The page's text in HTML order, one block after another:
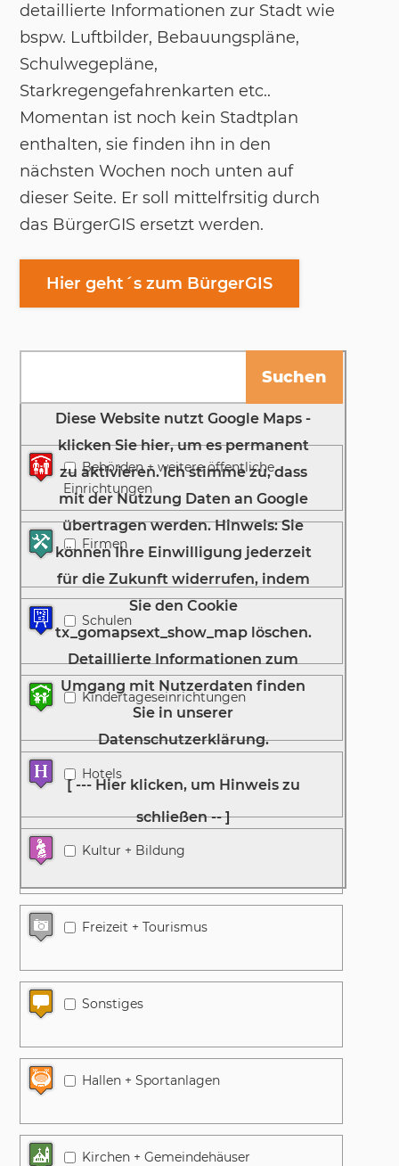
detaillierte Informationen zur Stadt wie
bspw. Luftbilder, Bebauungspläne,
Schulwegepläne,
Starkregengefahrenkarten etc..
Momentan ist noch kein Stadtplan
enthalten, sie finden ihn in den
nächsten Wochen noch unten auf
dieser Seite. Er soll mittelfrsitig durch
das BürgerGIS ersetzt werden.
Hier geht´s zum BürgerGIS
Behörden + weitere öffentliche
Einrichtungen
Firmen
Schulen
Kindertageseinrichtungen
Hotels
Kultur + Bildung
Freizeit + Tourismus
Sonstiges
Hallen + Sportanlagen
Kirchen + Gemeindehäuser